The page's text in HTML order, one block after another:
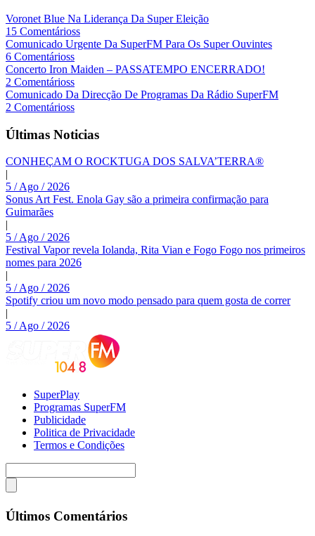
Voronet Blue Na Liderança Da Super Eleição
15 Comentárioss
Comunicado Urgente Da SuperFM Para Os Super Ouvintes
6 Comentárioss
Concerto Iron Maiden – PASSATEMPO ENCERRADO!
2 Comentárioss
Comunicado Da Direcção De Programas Da Rádio SuperFM
2 Comentárioss
Últimas Noticias
CONHEÇAM O ROCKTUGA DOS SALVA’TERRA®
|
5 / Ago / 2026
Sonus Art Fest. Enola Gay são a primeira confirmação para
Guimarães
|
5 / Ago / 2026
Festival Vapor revela Iolanda, Rita Vian e Fogo Fogo nos primeiros
nomes para 2026
|
5 / Ago / 2026
Spotify criou um novo modo pensado para quem gosta de correr
|
5 / Ago / 2026
SuperPlay
Programas SuperFM
Publicidade
Politica de Privacidade
Termos e Condições
Últimos Comentários